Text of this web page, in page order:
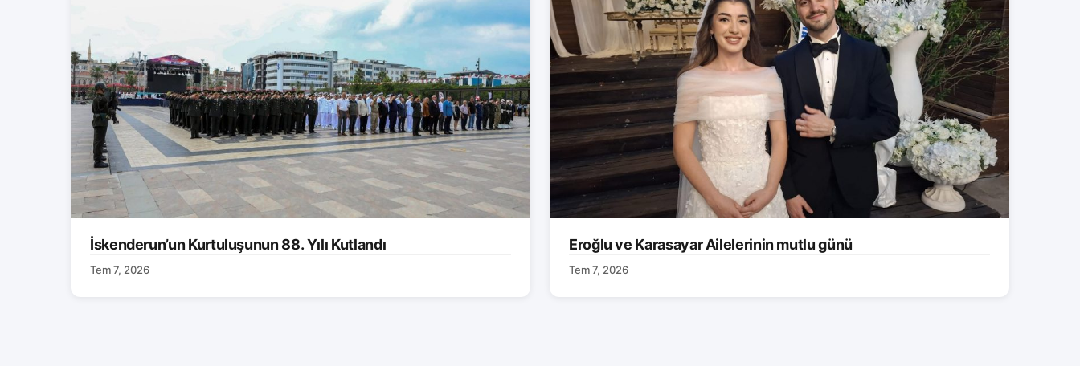
İskenderun’un Kurtuluşunun 88. Yılı Kutlandı
Tem 7, 2026
Eroğlu ve Karasayar Ailelerinin mutlu günü
Tem 7, 2026